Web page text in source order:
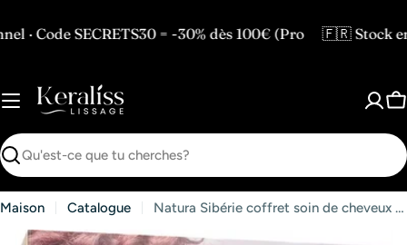
au
SECRETS30 = -30% dès 100€ (Pro 🇫🇷 Stock en
Recherche
Maison Catalogue Natura Sibérie coffret soin de cheveux bouclés